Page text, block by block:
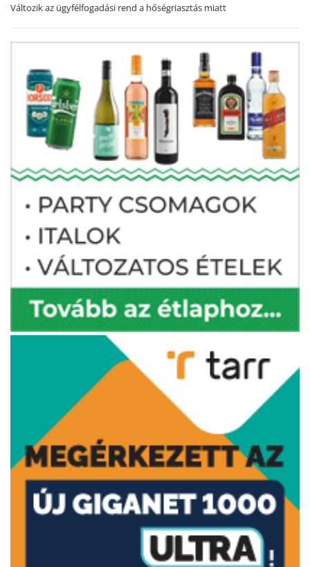
Változik az ügyfélfogadási rend a hőségriasztás miatt